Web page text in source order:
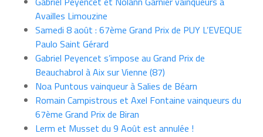
Availles Limouzine
Samedi 8 août : 67ème Grand Prix de PUY L’EVEQUE
Paulo Saint Gérard
Gabriel Peyencet s’impose au Grand Prix de
Beauchabrol à Aix sur Vienne (87)
Noa Puntous vainqueur à Salies de Béarn
Romain Campistrous et Axel Fontaine vainqueurs du
67ème Grand Prix de Biran
Lerm et Musset du 9 Août est annulée !